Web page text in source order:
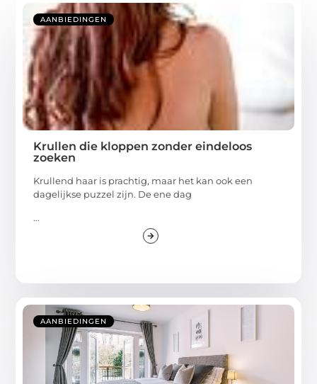
AANBIEDINGEN
Krullen die kloppen zonder eindeloos
zoeken
Krullend haar is prachtig, maar het kan ook een
dagelijkse puzzel zijn. De ene dag
...
AANBIEDINGEN